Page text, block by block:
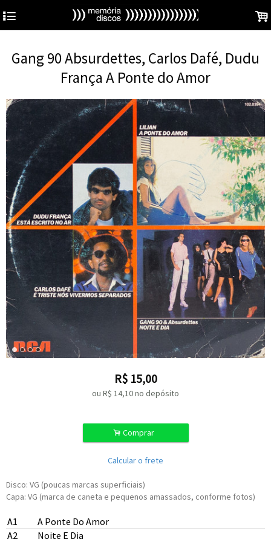
4 .
Gang 90 Absurdettes, Carlos Dafé, Dudu
França A Ponte do Amor
R$ 15,00
ou R$ 14,10no depósito
. Comprar
Calcular o frete
Disco: VG (poucas marcas superficiais)
Capa: VG (marca de caneta e pequenos amassados, conforme fotos)
A1
A Ponte Do Amor
A2
Noite E Dia